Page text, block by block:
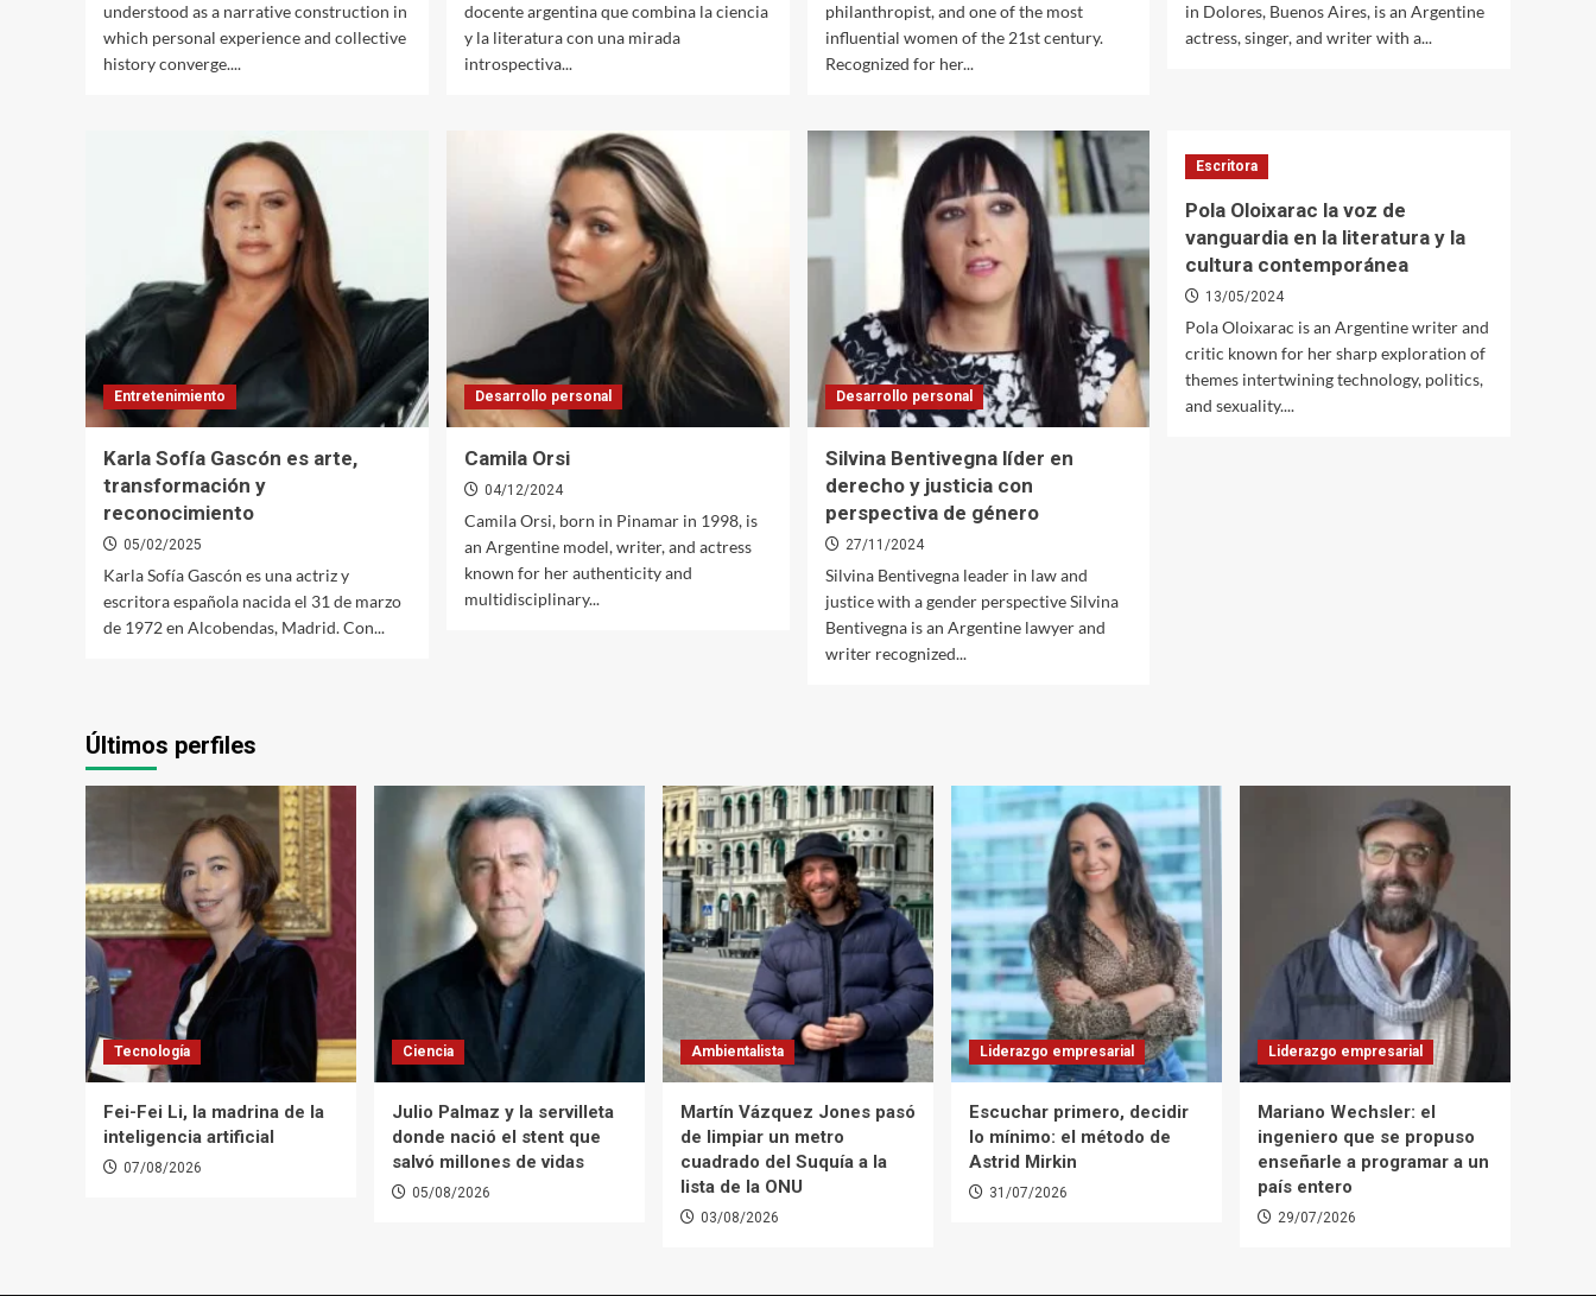
understood as a narrative construction in
which personal experience and collective
history converge....
docente argentina que combina la ciencia
y la literatura con una mirada
introspectiva...
philanthropist, and one of the most
influential women of the 21st century.
Recognized for her...
in Dolores, Buenos Aires, is an Argentine
actress, singer, and writer with a...
Entretenimiento
Karla Sofía Gascón es arte,
transformación y
reconocimiento
05/02/2025
Karla Sofía Gascón es una actriz y
escritora española nacida el 31 de marzo
de 1972 en Alcobendas, Madrid. Con...
Desarrollo personal
Camila Orsi
04/12/2024
Camila Orsi, born in Pinamar in 1998, is
an Argentine model, writer, and actress
known for her authenticity and
multidisciplinary...
Desarrollo personal
Silvina Bentivegna líder en
derecho y justicia con
perspectiva de género
27/11/2024
Silvina Bentivegna leader in law and
justice with a gender perspective Silvina
Bentivegna is an Argentine lawyer and
writer recognized...
Escritora
Pola Oloixarac la voz de
vanguardia en la literatura y la
cultura contemporánea
13/05/2024
Pola Oloixarac is an Argentine writer and
critic known for her sharp exploration of
themes intertwining technology, politics,
and sexuality....
Últimos perfiles
Tecnología
Fei-Fei Li, la madrina de la
inteligencia artificial
07/08/2026
Ciencia
Julio Palmaz y la servilleta
donde nació el stent que
salvó millones de vidas
05/08/2026
Ambientalista
Martín Vázquez Jones pasó
de limpiar un metro
cuadrado del Suquía a la
lista de la ONU
03/08/2026
Liderazgo empresarial
Escuchar primero, decidir
lo mínimo: el método de
Astrid Mirkin
31/07/2026
Liderazgo empresarial
Mariano Wechsler: el
ingeniero que se propuso
enseñarle a programar a un
país entero
29/07/2026